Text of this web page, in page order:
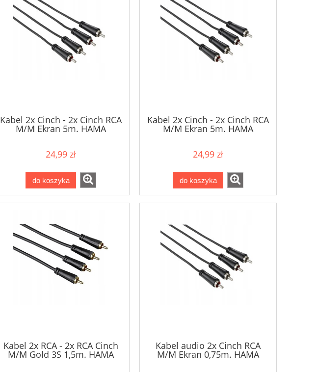
Kabel 2x Cinch - 2x Cinch RCA
M/M Ekran 5m. HAMA
24,99 zł
do koszyka
Kabel 2x Cinch - 2x Cinch RCA
M/M Ekran 5m. HAMA
24,99 zł
do koszyka
Kabel 2x RCA - 2x RCA Cinch
M/M Gold 3S 1,5m. HAMA
Kabel audio 2x Cinch RCA
M/M Ekran 0,75m. HAMA